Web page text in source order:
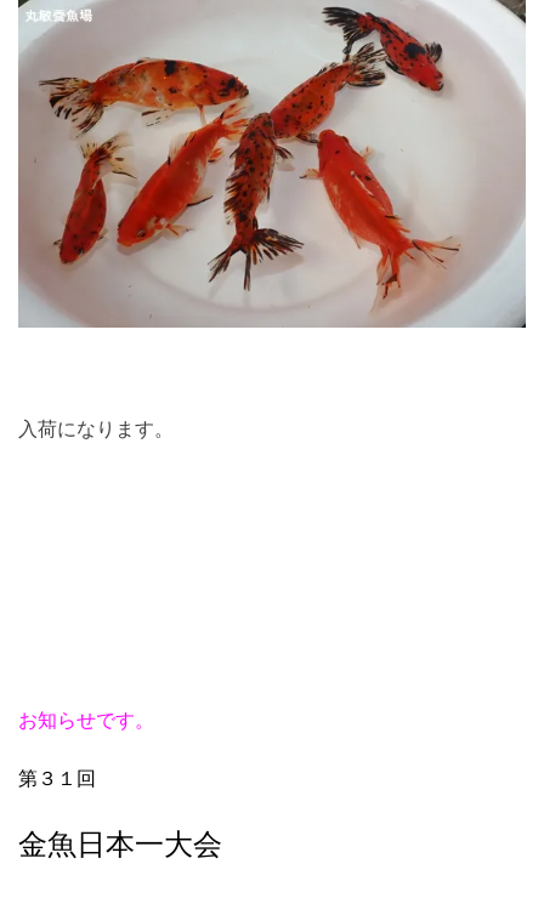
入荷になります。
お知らせです。
第３１回
金魚日本一大会